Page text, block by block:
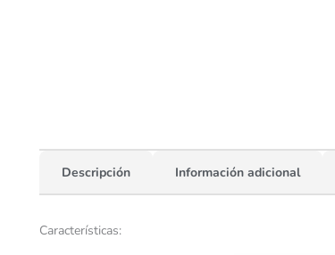
Descripción Información adicional
Características: